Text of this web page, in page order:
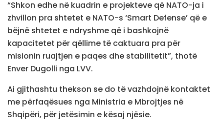
“Shkon edhe në kuadrin e projekteve që NATO-ja i
zhvillon pra shtetet e NATO-s ‘Smart Defense’ që e
bëjnë shtetet e ndryshme që i bashkojnë
kapacitetet për qëllime të caktuara pra për
misionin ruajtjen e paqes dhe stabilitetit”, thotë
Enver Dugolli nga LVV.
Ai gjithashtu thekson se do të vazhdojnë kontaktet
me përfaqësues nga Ministria e Mbrojtjes në
Shqipëri, për jetësimin e kësaj njësie.